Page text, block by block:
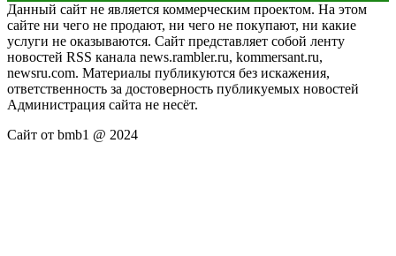
Данный сайт не является коммерческим проектом. На этом
сайте ни чего не продают, ни чего не покупают, ни какие
услуги не оказываются. Сайт представляет собой ленту
новостей RSS канала news.rambler.ru, kommersant.ru,
newsru.com. Материалы публикуются без искажения,
ответственность за достоверность публикуемых новостей
Администрация сайта не несёт.
Сайт от bmb1 @ 2024